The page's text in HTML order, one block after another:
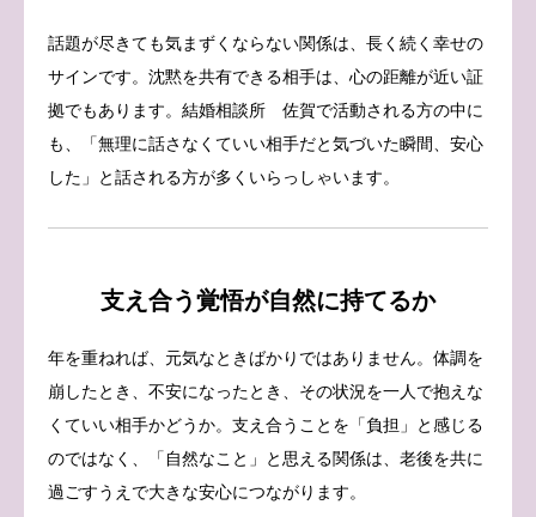
話題が尽きても気まずくならない関係は、長く続く幸せの
サインです。沈黙を共有できる相手は、心の距離が近い証
拠でもあります。結婚相談所 佐賀で活動される方の中に
も、「無理に話さなくていい相手だと気づいた瞬間、安心
した」と話される方が多くいらっしゃいます。
支え合う覚悟が自然に持てるか
年を重ねれば、元気なときばかりではありません。体調を
崩したとき、不安になったとき、その状況を一人で抱えな
くていい相手かどうか。支え合うことを「負担」と感じる
のではなく、「自然なこと」と思える関係は、老後を共に
過ごすうえで大きな安心につながります。